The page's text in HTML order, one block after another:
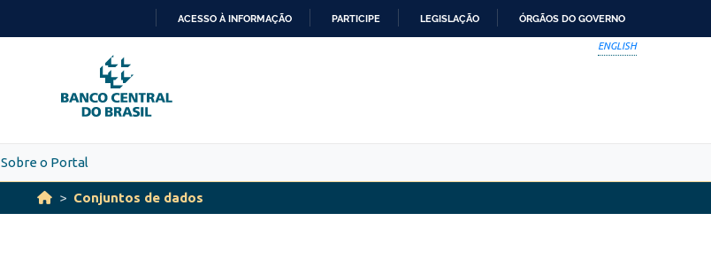
PARA
O
CONTEÚDO
ACESSO À INFORMAÇÃO PARTICIPE LEGISLAÇÃO ÓRGÃOS DO GOVERNO
ENGLISH
Sobre o Portal
Conjuntos de dados